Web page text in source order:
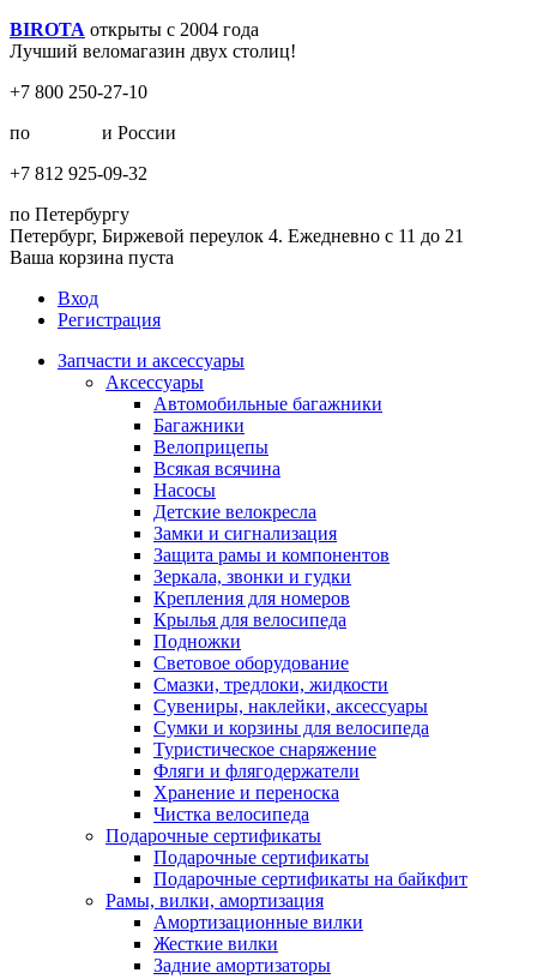
BIROTA открыты с 2004 года
Лучший веломагазин двух столиц!
+7 800 250-27-10
по
и России
+7 812 925-09-32
по Петербургу
Петербург, Биржевой переулок 4. Ежедневно с 11 до 21
Ваша корзина пуста
Вход
Регистрация
Запчасти и аксессуары
Аксессуары
Автомобильные багажники
Багажники
Велоприцепы
Всякая всячина
Насосы
Детские велокресла
Замки и сигнализация
Защита рамы и компонентов
Зеркала, звонки и гудки
Крепления для номеров
Крылья для велосипеда
Подножки
Световое оборудование
Смазки, тредлоки, жидкости
Сувениры, наклейки, аксессуары
Сумки и корзины для велосипеда
Туристическое снаряжение
Фляги и флягодержатели
Хранение и переноска
Чистка велосипеда
Подарочные сертификаты
Подарочные сертификаты
Подарочные сертификаты на байкфит
Рамы, вилки, амортизация
Амортизационные вилки
Жесткие вилки
Задние амортизаторы